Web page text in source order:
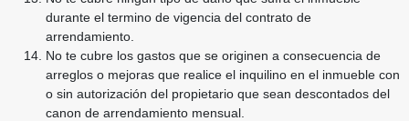
durante el termino de vigencia del contrato de
arrendamiento.
No te cubre los gastos que se originen a consecuencia de
arreglos o mejoras que realice el inquilino en el inmueble con
o sin autorización del propietario que sean descontados del
canon de arrendamiento mensual.